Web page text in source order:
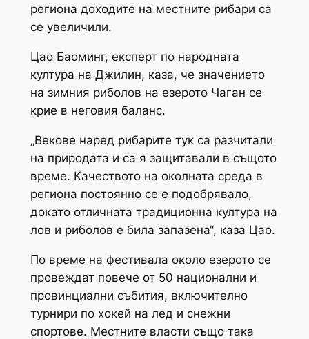
региона доходите на местните рибари са
се увеличили.
Цао Баоминг, експерт по народната
култура на Джилин, каза, че значението
на зимния риболов на езерото Чаган се
крие в неговия баланс.
„Векове наред рибарите тук са разчитали
на природата и са я защитавали в същото
време. Качеството на околната среда в
региона постоянно се е подобрявало,
докато отличната традиционна култура на
лов и риболов е била запазена“, каза Цао.
По време на фестивала около езерото се
провеждат повече от 50 национални и
провинциални събития, включително
турнири по хокей на лед и снежни
спортове. Местните власти също така